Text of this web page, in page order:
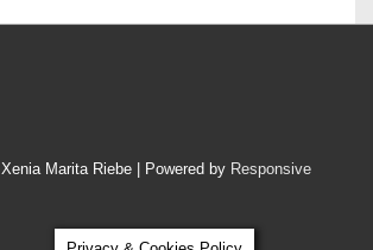
Xenia Marita Riebe | Powered by Responsive